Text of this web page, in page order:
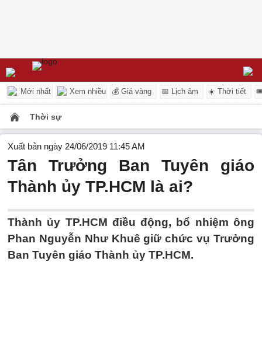
Mới nhất Xem nhiều 💰 Giá vàng 📅 Lịch âm ☀️ Thời tiết
Thời sự
Xuất bản ngày 24/06/2019 11:45 AM
Tân Trưởng Ban Tuyên giáo
Thành ủy TP.HCM là ai?
Thành ủy TP.HCM điều động, bổ nhiệm ông
Phan Nguyễn Như Khuê giữ chức vụ Trưởng
Ban Tuyên giáo Thành ủy TP.HCM.